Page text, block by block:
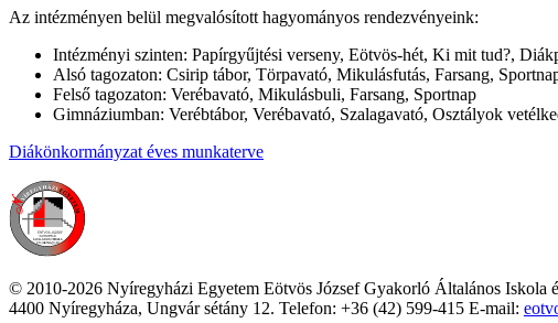
Az intézményen belül megvalósított hagyományos rendezvényeink:
Intézményi szinten: Papírgyűjtési verseny, Eötvös-hét, Ki mit tud?,
Alsó tagozaton: Csirip tábor, Törpavató, Mikulásfutás, Farsang,
Felső tagozaton: Verébavató, Mikulásbuli, Farsang, Sportnap
Gimnáziumban: Verébtábor, Verébavató, Szalagavató, Osztályok
Diákönkormányzat éves munkaterve
© 2010-2026 Nyíregyházi Egyetem Eötvös József Gyakorló Általános Iskola
4400 Nyíregyháza, Ungvár sétány 12. Telefon: +36 (42) 599-415 E-mail: